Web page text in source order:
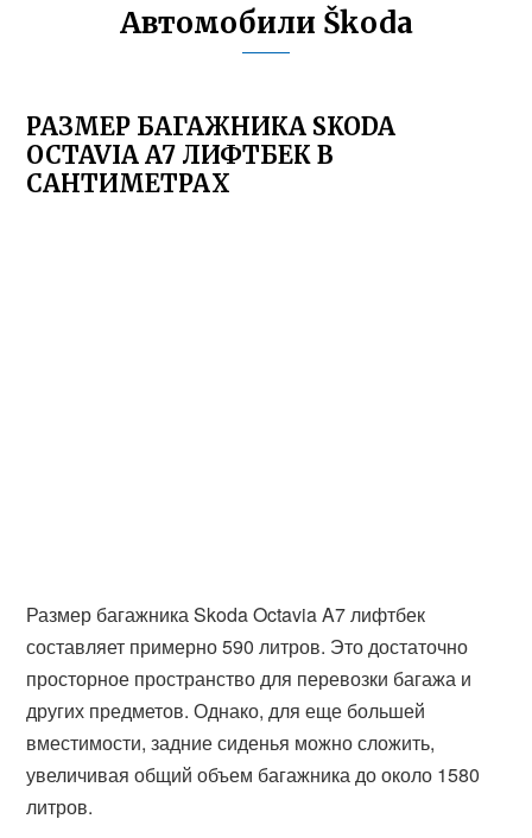
Автомобили Škoda
РАЗМЕР БАГАЖНИКА SKODA
OCTAVIA A7 ЛИФТБЕК В
САНТИМЕТРАХ
Размер багажника Skoda Octavia A7 лифтбек
составляет примерно 590 литров. Это достаточно
просторное пространство для перевозки багажа и
других предметов. Однако, для еще большей
вместимости, задние сиденья можно сложить,
увеличивая общий объем багажника до около 1580
литров.